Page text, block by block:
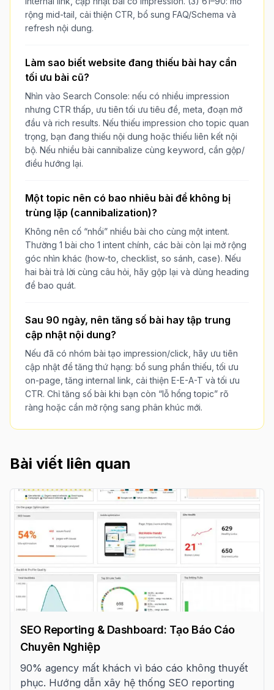
rộng mid-tail, cải thiện CTR, bổ sung FAQ/Schema và
refresh nội dung.
Làm sao biết website đang thiếu bài hay cần
tối ưu bài cũ?
Nhìn vào Search Console: nếu có nhiều impression
nhưng CTR thấp, ưu tiên tối ưu tiêu đề, meta, đoạn mở
đầu và rich results. Nếu thiếu impression cho topic quan
trọng, bạn đang thiếu nội dung hoặc thiếu liên kết nội
bộ. Nếu nhiều bài cannibalize cùng keyword, cần gộp/
điều hướng lại.
Một topic nên có bao nhiêu bài để không bị
trùng lặp (cannibalization)?
Không nên cố “nhồi” nhiều bài cho cùng một intent.
Thường 1 bài cho 1 intent chính, các bài còn lại mở rộng
góc nhìn khác (how-to, checklist, so sánh, case). Nếu
hai bài trả lời cùng câu hỏi, hãy gộp lại và dùng heading
để bao quát.
Sau 90 ngày, nên tăng số bài hay tập trung
cập nhật nội dung?
Nếu đã có nhóm bài tạo impression/click, hãy ưu tiên
cập nhật để tăng thứ hạng: bổ sung phần thiếu, tối ưu
on-page, tăng internal link, cải thiện E-E-A-T và tối ưu
CTR. Chỉ tăng số bài khi bạn còn “lỗ hổng topic” rõ
ràng hoặc cần mở rộng sang phân khúc mới.
Bài viết liên quan
SEO Reporting & Dashboard: Tạo Báo Cáo
Chuyên Nghiệp
90% agency mất khách vì báo cáo không thuyết
phục. Hướng dẫn xây hệ thống SEO reporting